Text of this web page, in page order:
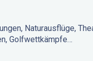
Naturausflüge,
Golfwettkämpfe…